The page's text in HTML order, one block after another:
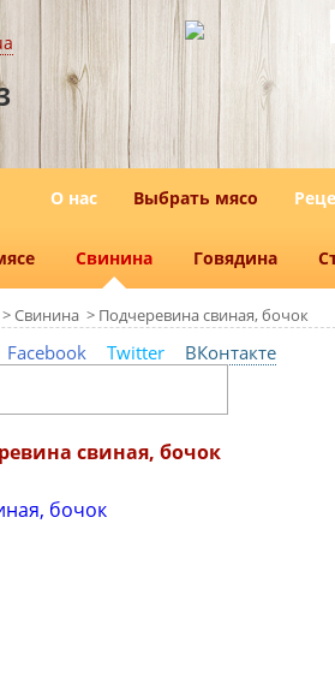
О нас Выбрать мясо
Свинина Говядина
>Свинина > Подчеревина свиная, бочок
Facebook Twitter ВКонтакте
свиная, бочок